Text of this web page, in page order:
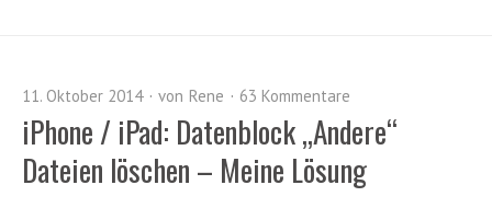
11. Oktober 2014 von Rene 63 Kommentare
iPhone / iPad: Datenblock „Andere“
Dateien löschen – Meine Lösung